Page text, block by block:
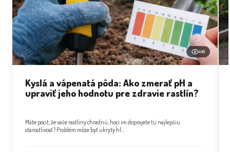
499
Kyslá a vápenatá pôda: Ako zmerať pH a
upraviť jeho hodnotu pre zdravie rastlín?
Máte pocit, že vaše rastliny chradnú, hoci im doprajete tú najlepšiu
starostlivosť? Problém môže byť ukrytý hl...